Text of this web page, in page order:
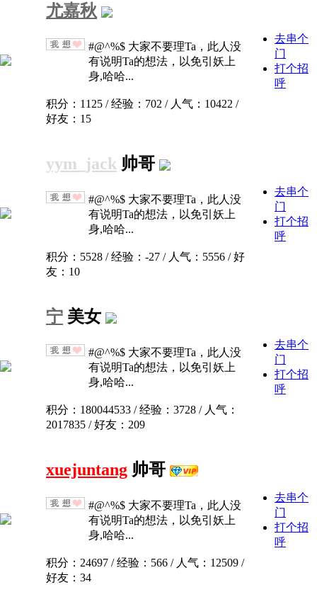
尤嘉秋
#@^%$ 大家不要理Ta，此人没
有说明Ta的想法，以免引妖上
身,哈哈...
积分：1125 / 经验：702 / 人气：10422 /
好友：15
去串个
门
打个招
呼
yym_jack 帅哥
#@^%$ 大家不要理Ta，此人没
有说明Ta的想法，以免引妖上
身,哈哈...
积分：5528 / 经验：-27 / 人气：5556 / 好
友：10
去串个
门
打个招
呼
宁 美女
#@^%$ 大家不要理Ta，此人没
有说明Ta的想法，以免引妖上
身,哈哈...
积分：180044533 / 经验：3728 / 人气：
2017835 / 好友：209
去串个
门
打个招
呼
xuejuntang 帅哥
#@^%$ 大家不要理Ta，此人没
有说明Ta的想法，以免引妖上
身,哈哈...
积分：24697 / 经验：566 / 人气：12509 /
好友：34
去串个
门
打个招
呼